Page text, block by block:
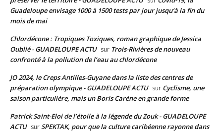
Guadeloupe envisage 1000 à 1500 tests par jour jusqu’à la fin du
mois de mai
Chlordécone : Tropiques Toxiques, roman graphique de Jessica
Oublié - GUADELOUPE ACTU sur Trois-Rivières de nouveau
confronté à la pollution de l’eau au chlordécone
JO 2024, le Creps Antilles-Guyane dans la liste des centres de
préparation olympique - GUADELOUPE ACTU sur Cyclisme, une
saison particulière, mais un Boris Carène en grande forme
Patrick Saint-Eloi de l’étoile à la légende du Zouk - GUADELOUPE
ACTU surSPEKTAK, pour que la culture caribéenne rayonne dans